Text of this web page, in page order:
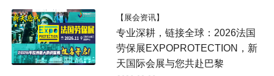
【展会资讯】
专业深耕，链接全球：2026法国
劳保展EXPOPROTECTION，新
天国际会展与您共赴巴黎